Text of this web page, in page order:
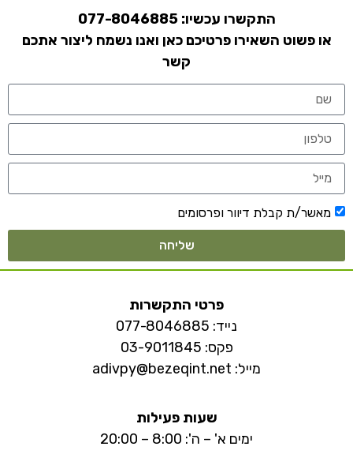
התקשרו עכשיו:077-8046885
או פשוט השאירו פרטיכם כאן ואנו נשמח ליצור אתכם
קשר
מאשר/ת קבלת דיוור ופרסומים
שליחה
פרטי התקשרות
נייד: 077-8046885
פקס: 03-9011845
מייל: adivpy@bezeqint.net
שעות פעילות
ימים א' – ה': 8:00 – 20:00